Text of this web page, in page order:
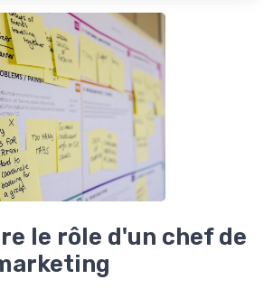
le rôle d'un chef de